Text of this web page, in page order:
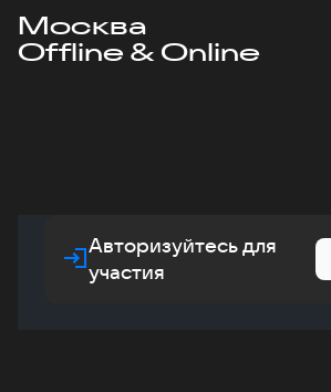
Москва
Offline & Online
Авторизуйтесь для
участия